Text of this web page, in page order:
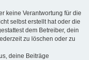
keine Verantwortung für die
selbst erstellt hat oder die
dem Betreiber, dein
zu löschen oder zu
deine Beiträge